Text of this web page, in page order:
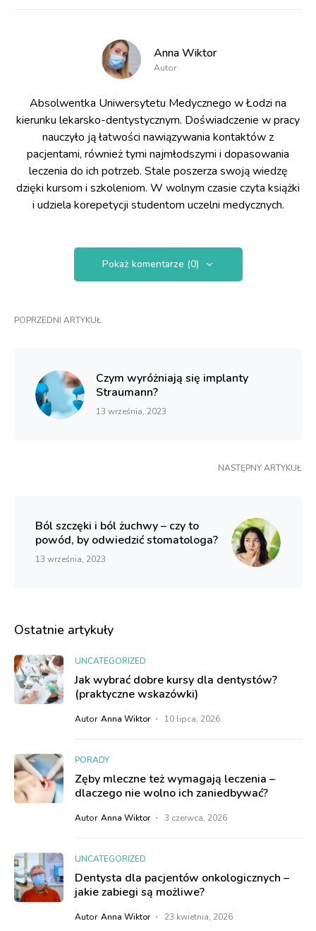
Anna Wiktor
Autor
Absolwentka Uniwersytetu Medycznego w Łodzi na
kierunku lekarsko-dentystycznym. Doświadczenie w pracy
nauczyło ją łatwości nawiązywania kontaktów z
pacjentami, również tymi najmłodszymi i dopasowania
leczenia do ich potrzeb. Stale poszerza swoją wiedzę
dzięki kursom i szkoleniom. W wolnym czasie czyta książki
i udziela korepetycji studentom uczelni medycznych.
Pokaż komentarze (0)
POPRZEDNI ARTYKUŁ
Czym wyróżniają się implanty
Straumann?
13 września, 2023
NASTĘPNY ARTYKUŁ
Ból szczęki i ból żuchwy – czy to
powód, by odwiedzić stomatologa?
13 września, 2023
Ostatnie artykuły
UNCATEGORIZED
Jak wybrać dobre kursy dla dentystów?
(praktyczne wskazówki)
Autor Anna Wiktor 10 lipca, 2026
PORADY
Zęby mleczne też wymagają leczenia –
dlaczego nie wolno ich zaniedbywać?
Autor Anna Wiktor 3 czerwca, 2026
UNCATEGORIZED
Dentysta dla pacjentów onkologicznych –
jakie zabiegi są możliwe?
Autor Anna Wiktor 23 kwietnia, 2026